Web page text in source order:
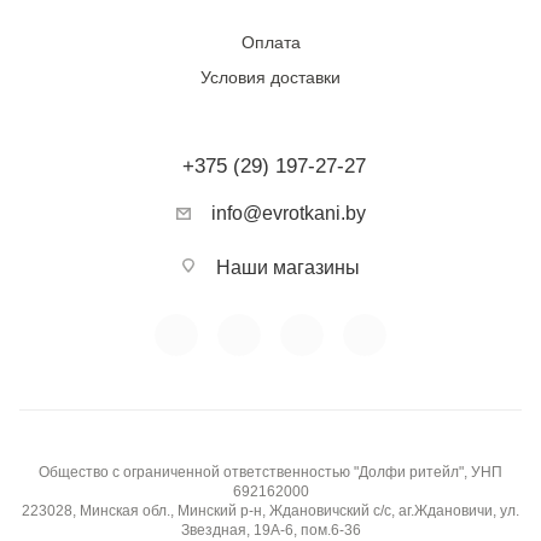
Естественная рельефная, матовая
Воздухопроницаемость: Очень высокая
Низкая
Устойчивость к пиллингу:Высокая (не скатывается)
Бренд / производитель: Diffusione Tessile S.r.l.
Оплата
Условия доставки
+375 (29) 197-27-27
info@evrotkani.by
Наши магазины
Общество с ограниченной ответственностью "Долфи ритейл", УНП
692162000
223028, Минская обл., Минский р-н, Ждановичский с/с, аг.Ждановичи, ул.
Звездная, 19А-6, пом.6-36